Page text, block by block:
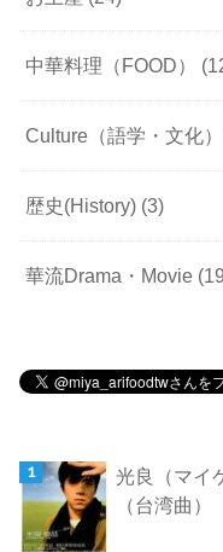
中華料理（FOOD）
Culture（語学・文化）
歴史(History) (3)
華流Drama・Movie
光良（マイ
（台湾曲）